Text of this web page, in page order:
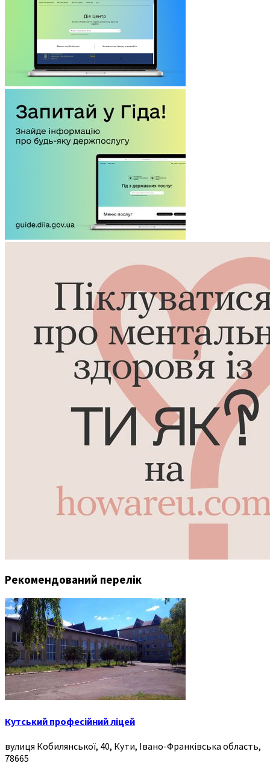
Рекомендований перелік
Кутський професійний ліцей
вулиця Кобилянської, 40, Кути, Івано-Франківська область,
78665